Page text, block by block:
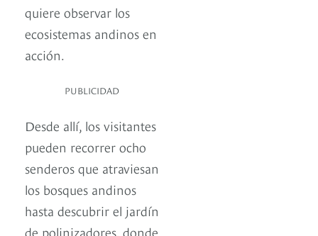
quiere observar los
ecosistemas andinos en
acción.
PUBLICIDAD
Desde allí, los visitantes
pueden recorrer ocho
senderos que atraviesan
los bosques andinos
hasta descubrir el jardín
de polinizadores, donde